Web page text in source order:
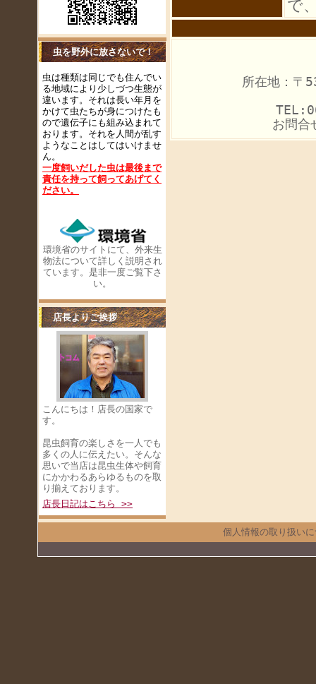
虫を野外に放さないで！
虫は種類は同じでも住んでい
る地域により少しづつ生態が
違います。それは長い年月を
かけて虫たちが身につけたも
ので遺伝子にも組み込まれて
おります。それを人間が乱す
ようなことはしてはいけませ
ん。
一度飼いだした虫は最後まで
責任を持って飼ってあげてく
ださい。
環境省のサイトにて、外来生
物法について詳しく説明され
ています。是非一度ご覧下さ
い。
店長よりご挨拶
こんにちは！店長の国家で
す。
昆虫飼育の楽しさを一人でも
多くの人に伝えたい。そんな
思いで当店は昆虫生体や飼育
にかかわるあらゆるものを取
り揃えております。
店長日記はこちら >>
で
所在地：〒
お問合
個人情報の取り扱い